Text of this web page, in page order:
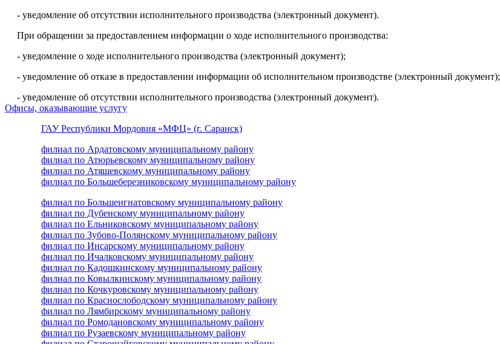
- уведомление об отсутствии исполнительного производства (электронный документ).
При обращении за предоставлением информации о ходе исполнительного производства:
- уведомление о ходе исполнительного производства (электронный документ);
- уведомление об отказе в предоставлении информации об исполнительном производстве (электронный документ);
- уведомление об отсутствии исполнительного производства (электронный документ).
Офисы, оказывающие услугу
ГАУ Республики Мордовия «МФЦ» (г. Саранск)
филиал по Ардатовскому муниципальному району
филиал по Атюрьевскому муниципальному району
филиал по Атяшевскому муниципальному району
филиал по Большеберезниковскому муниципальному району
филиал по Большеигнатовскому муниципальному району
филиал по Дубенскому муниципальному району
филиал по Ельниковскому муниципальному району
филиал по Зубово-Полянскому муниципальному району
филиал по Инсарскому муниципальному району
филиал по Ичалковскому муниципальному району
филиал по Кадошкинскому муниципальному району
филиал по Ковылкинскому муниципальному району
филиал по Кочкуровскому муниципальному району
филиал по Краснослободскому муниципальному району
филиал по Лямбирскому муниципальному району
филиал по Ромодановскому муниципальному району
филиал по Рузаевскому муниципальному району